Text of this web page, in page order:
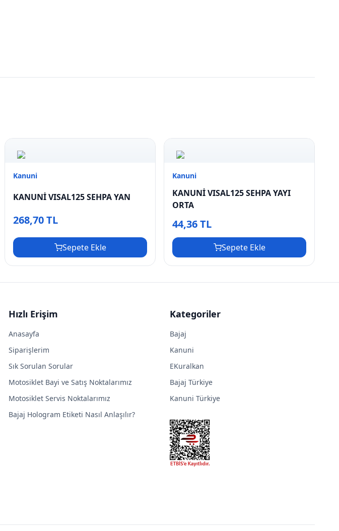
Kanuni
KANUNİ VISAL125 SEHPA YAN
268,70 TL
Sepete Ekle
Kanuni
KANUNİ VISAL125 SEHPA YAYI
ORTA
44,36 TL
Sepete Ekle
Hızlı Erişim
Anasayfa
Siparişlerim
Sık Sorulan Sorular
Motosiklet Bayi ve Satış Noktalarımız
Motosiklet Servis Noktalarımız
Bajaj Hologram Etiketi Nasıl Anlaşılır?
Kategoriler
Bajaj
Kanuni
EKuralkan
Bajaj Türkiye
Kanuni Türkiye